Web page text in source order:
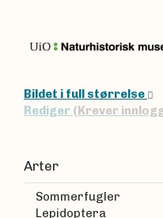
Bildet i full størrelse
Rediger (Krever
Arter
Sommerfugler
Lepidoptera